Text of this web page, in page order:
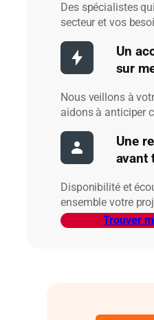
Des spécialistes
secteur et vos
Un
sur
Nous veillons à
aidons à anticiper
Une
avant
Disponibilité et
ensemble votre
Trouver